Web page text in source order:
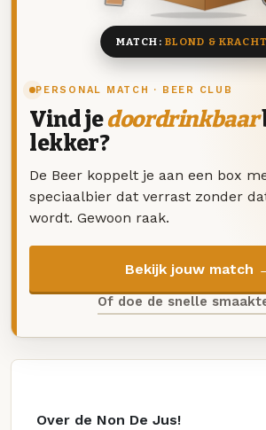
PERSONAL MATCH · BEER CLUB
Vind jedoordrinkbaar
lekker?
De Beer koppelt je aan een box
speciaalbier dat verrast zonder
wordt. Gewoon raak.
Bekijk jouw match
Of doe de snelle
MATCH: BLOND &
Over de Non De Jus!